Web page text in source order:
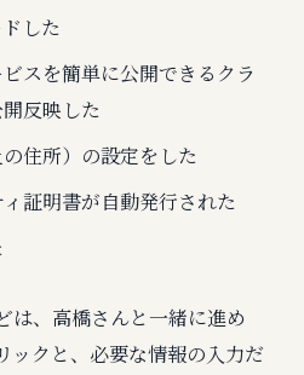
した
スを簡単に公開できるクラ
反映した
住所）の設定をした
証明書が自動発行された
は、高橋さんと一緒に進め
ックと、必要な情報の入力だ